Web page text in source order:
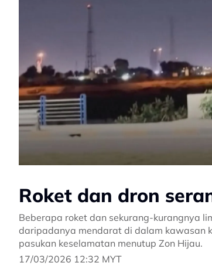
Roket dan dron
Beberapa roket dan sekurang-kurangnya
daripadanya mendarat di dalam kawasan
pasukan keselamatan menutup Zon Hijau.
17/03/2026 12:32 MYT